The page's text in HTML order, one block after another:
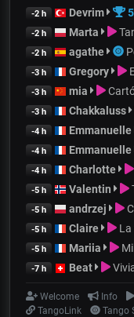
-2 h Devrim 5
-2 h Marta
-2 h agathe
-3 h Gregory
-3 h mia
-3 h Chakkaluss
-4 h Emmanuelle
-4 h Emmanuelle
-4 h Charlotte
-5 h Valentin
-5 h andrzej
-5 h Claire La
-5 h Mariia
-7 h Beat
Welcome Info
TangoLink
Tango